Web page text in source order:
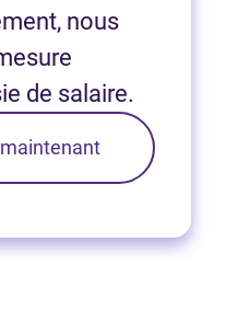
nous
de salaire.